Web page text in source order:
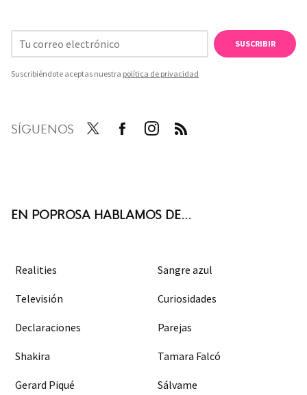
SUSCRIBIR
Suscribiéndote aceptas nuestra política de privacidad
SÍGUENOS
EN POPROSA HABLAMOS DE...
Realities Sangre azul
Televisión Curiosidades
Declaraciones Parejas
Shakira Tamara Falcó
Gerard Piqué Sálvame